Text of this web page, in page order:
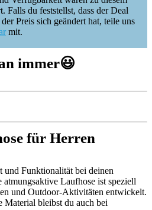
Falls du feststellst, dass der Deal
Preis sich geändert hat, teile uns
mit.
immer😃
für Herren
Funktionalität bei deinen
Laufhose ist speziell
und Outdoor-Aktivitäten entwickelt.
Material bleibst du auch bei